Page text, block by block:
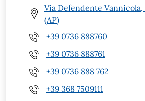
Via Defendente Vannicola,
(AP)
+39 0736 888760
+39 0736 888761
+39 0736 888 762
+39 368 7509111